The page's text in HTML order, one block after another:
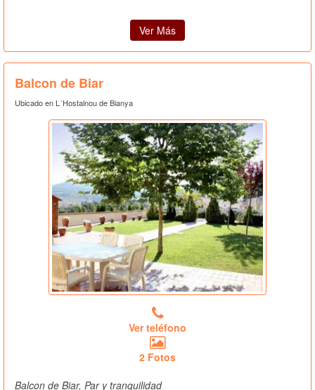
Ver Más
Balcon de Biar
Ubicado en L´Hostalnou de Bianya
Ver teléfono
2 Fotos
Balcon de Biar, Par y tranquilidad